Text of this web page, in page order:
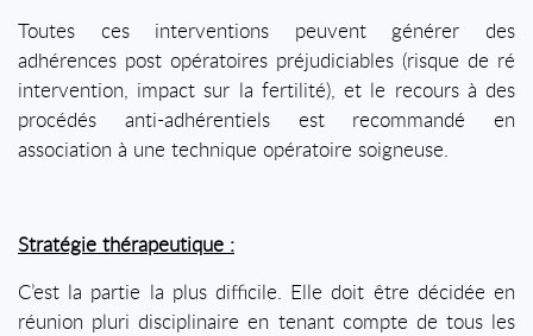
Toutes ces interventions peuvent générer des
adhérences post opératoires préjudiciables (risque de ré
intervention, impact sur la fertilité), et le recours à des
procédés anti-adhérentiels est recommandé en
association à une technique opératoire soigneuse.
Stratégie thérapeutique :
C’est la partie la plus difficile. Elle doit être décidée en
réunion pluri disciplinaire en tenant compte de tous les